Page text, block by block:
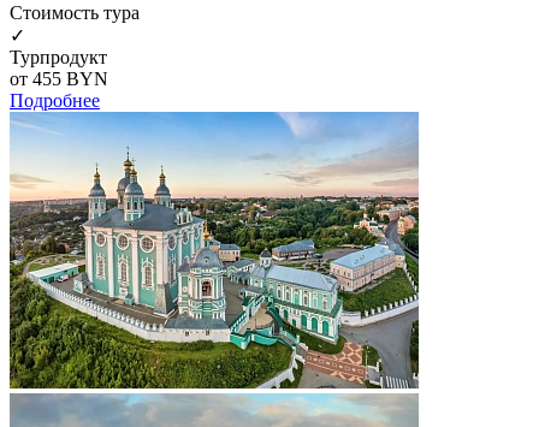
Cтоимость тура
✓
Турпродукт
от 455 BYN
Подробнее